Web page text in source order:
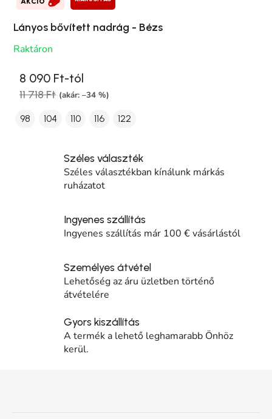
Lányos bővített nadrág - Bézs
Raktáron
8 090 Ft-tól
11 718 Ft (akár: –34 %)
98 104 110 116 122
Széles választék
Széles választékban kínálunk márkás
ruházatot
Ingyenes szállítás
Ingyenes szállítás már 100 € vásárlástól
Személyes átvétel
Lehetőség az áru üzletben történő
átvételére
Gyors kiszállítás
A termék a lehető leghamarabb Önhöz
kerül.